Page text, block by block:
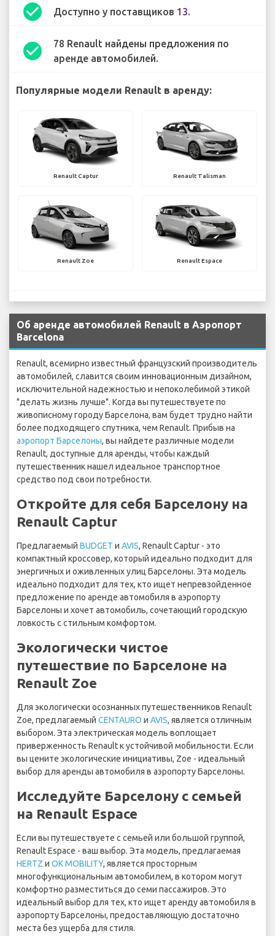
check_circle Доступно у поставщиков 13.
check_circle
78 Renault найдены предложения по
аренде автомобилей.
Популярные модели Renault в аренду:
Renault Captur Renault Talisman
Renault Zoe Renault Espace
Об аренде автомобилей Renault в Аэропорт
Barcelona
Renault, всемирно известный французский производитель
автомобилей, славится своим инновационным дизайном,
исключительной надежностью и непоколебимой этикой
"делать жизнь лучше". Когда вы путешествуете по
живописному городу Барселона, вам будет трудно найти
более подходящего спутника, чем Renault. Прибыв на
аэропорт Барселоны, вы найдете различные модели
Renault, доступные для аренды, чтобы каждый
путешественник нашел идеальное транспортное
средство под свои потребности.
Откройте для себя Барселону на
Renault Captur
Предлагаемый BUDGET и AVIS, Renault Captur - это
компактный кроссовер, который идеально подходит для
энергичных и оживленных улиц Барселоны. Эта модель
идеально подходит для тех, кто ищет непревзойденное
предложение по аренде автомобиля в аэропорту
Барселоны и хочет автомобиль, сочетающий городскую
ловкость с стильным комфортом.
Экологически чистое
путешествие по Барселоне на
Renault Zoe
Для экологически осознанных путешественников Renault
Zoe, предлагаемый CENTAURO и AVIS, является отличным
выбором. Эта электрическая модель воплощает
приверженность Renault к устойчивой мобильности. Если
вы цените экологические инициативы, Zoe - идеальный
выбор для аренды автомобиля в аэропорту Барселоны.
Исследуйте Барселону с семьей
на Renault Espace
Если вы путешествуете с семьей или большой группой,
Renault Espace - ваш выбор. Эта модель, предлагаемая
HERTZ и OK MOBILITY, является просторным
многофункциональным автомобилем, в котором могут
комфортно разместиться до семи пассажиров. Это
идеальный выбор для тех, кто ищет аренду автомобиля в
аэропорту Барселоны, предоставляющую достаточно
места без ущерба для стиля.